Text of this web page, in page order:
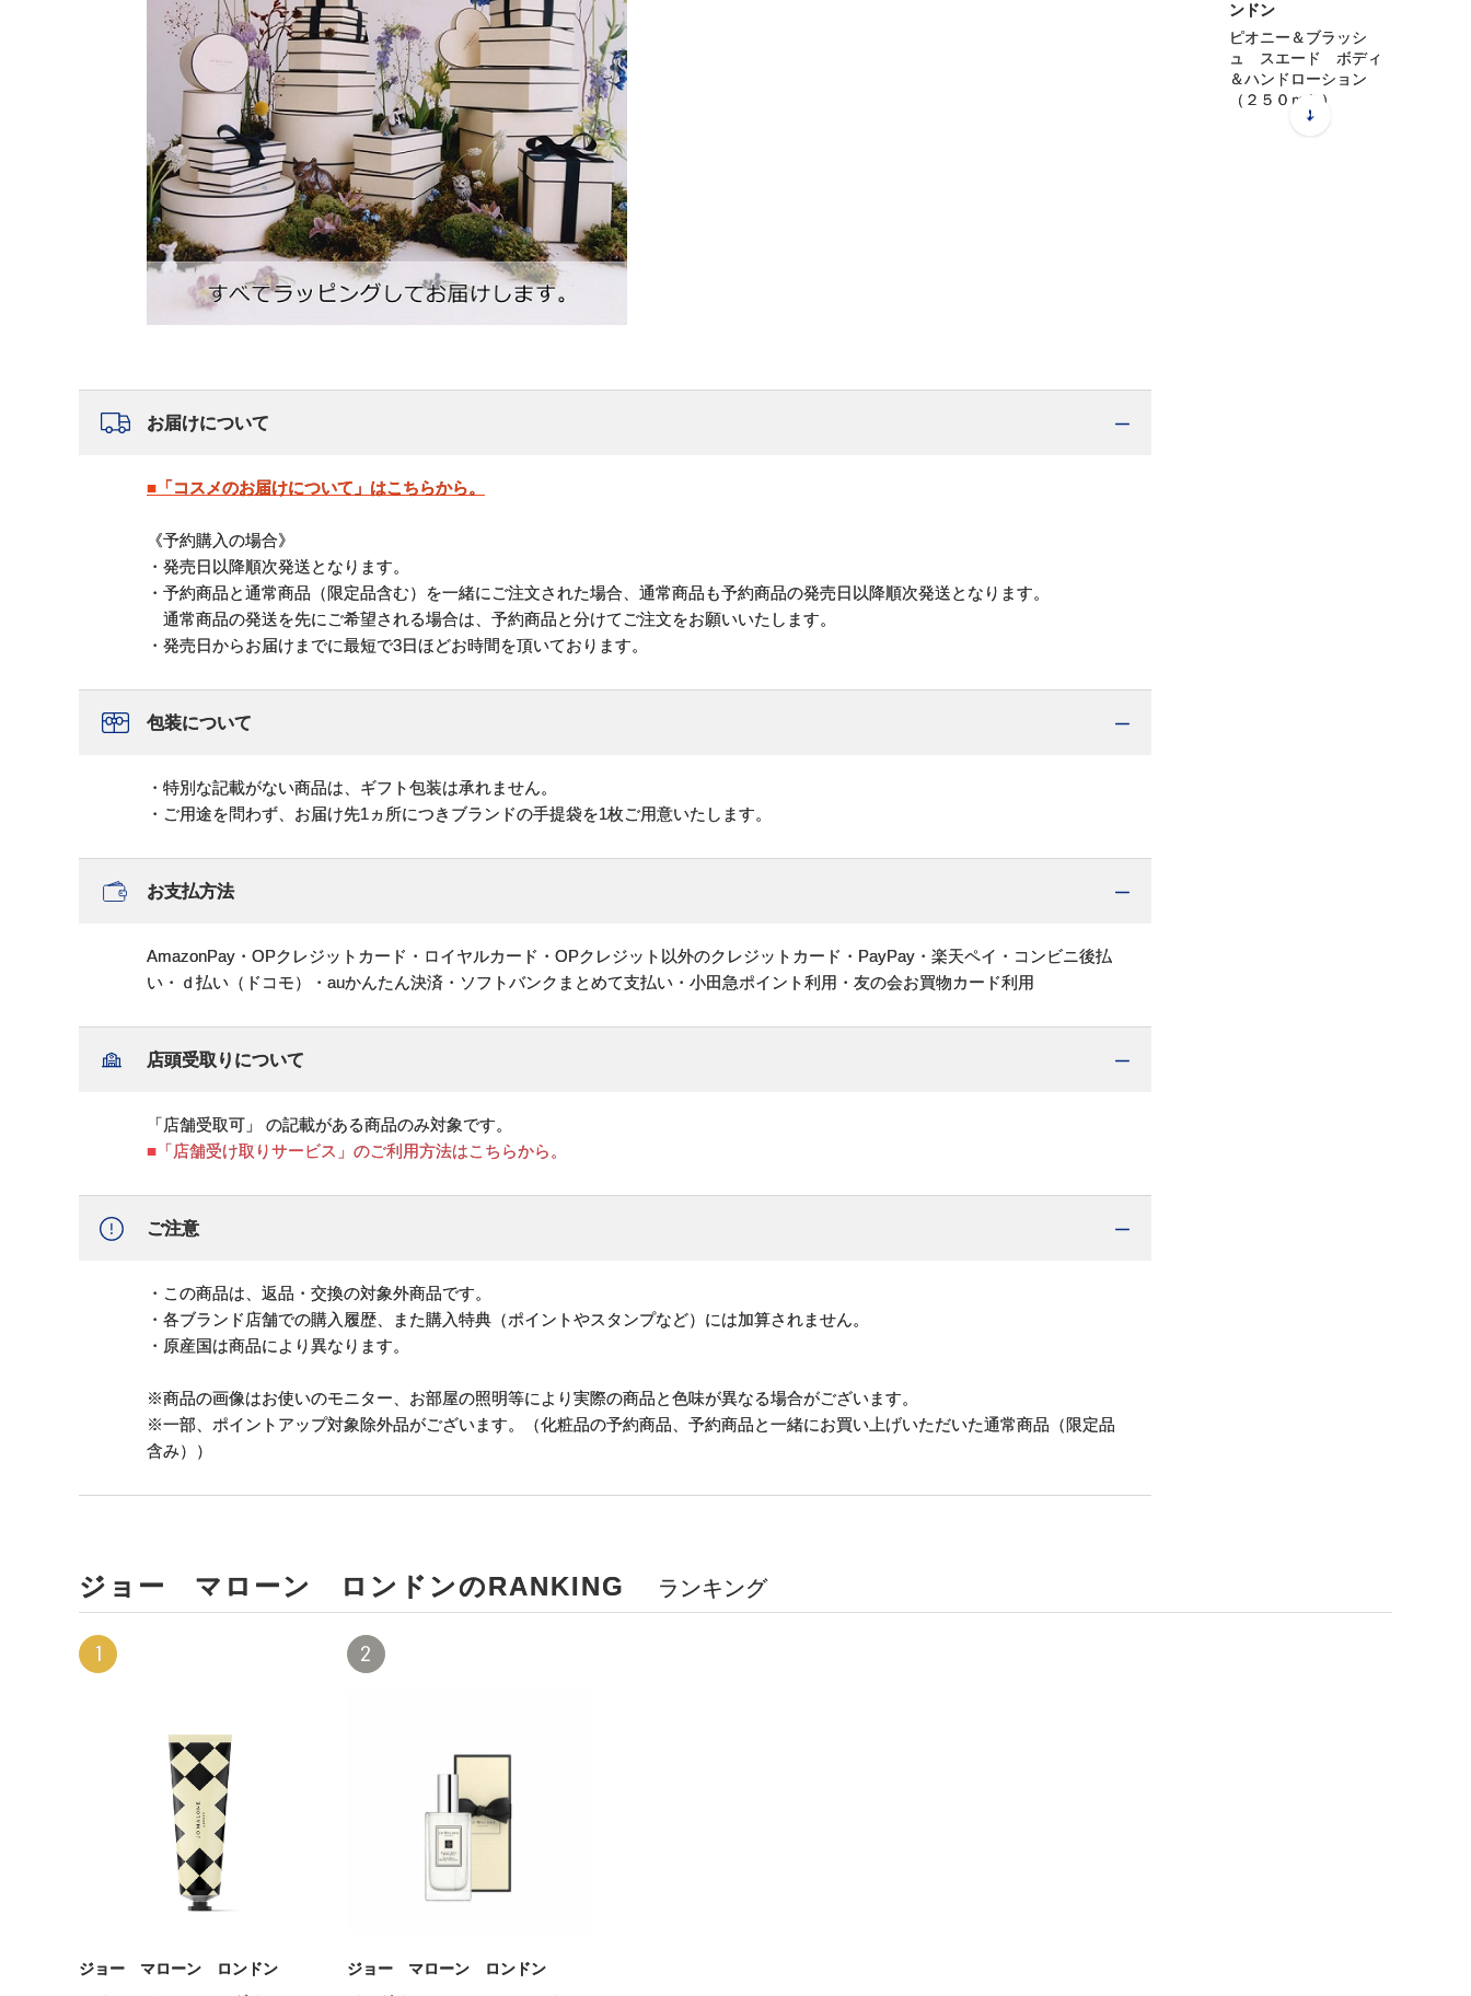
お届けについて
■「コスメのお届けについて」はこちらから。
《予約購入の場合》
・発売日以降順次発送となります。
・予約商品と通常商品（限定品含む）を一緒にご注文された場合、通常商品も予約商品の発売日以降順次発送となります。
通常商品の発送を先にご希望される場合は、予約商品と分けてご注文をお願いいたします。
・発売日からお届けまでに最短で3日ほどお時間を頂いております。
包装について
・特別な記載がない商品は、ギフト包装は承れません。
・ご用途を問わず、お届け先1ヵ所につきブランドの手提袋を1枚ご用意いたします。
お支払方法
AmazonPay・OPクレジットカード・ロイヤルカード・OPクレジット以外のクレジットカード・PayPay・楽天ペイ・コンビニ後払
い・ｄ払い（ドコモ）・auかんたん決済・ソフトバンクまとめて支払い・小田急ポイント利用・友の会お買物カード利用
店頭受取りについて
「店舗受取可」 の記載がある商品のみ対象です。
■「店舗受け取りサービス」のご利用方法はこちらから。
ご注意
・この商品は、返品・交換の対象外商品です。
・各ブランド店舗での購入履歴、また購入特典（ポイントやスタンプなど）には加算されません。
・原産国は商品により異なります。
※商品の画像はお使いのモニター、お部屋の照明等により実際の商品と色味が異なる場合がございます。
※一部、ポイントアップ対象除外品がございます。（化粧品の予約商品、予約商品と一緒にお買い上げいただいた通常商品（限定品
含み））
ジョー マローン ロンドンのRANKING ランキング
1
ジョー マローン ロンドン
2
ジョー マローン ロンドン
ンドン
ピオニー＆ブラッシ
ュ スエード ボディ
＆ハンドローション
（２５０ｍＬ）